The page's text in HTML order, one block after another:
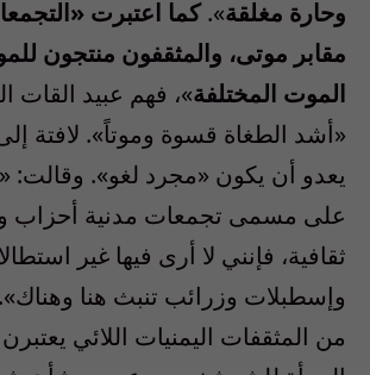
وحارة مغلقة».كما اعتبرت
مقابر موتى، والمثقفون منتجون
الموت المختلفة»، فهم عبيد القات
«أشد الطغاة قسوة وموتاً». لافتة
يعدو أن يكون «مجرد لغو».
على مسمى تجمعات مدنية
ثقافية، فإنني لا أرى فيها غير
وإسطبلات وزرائب تنبث هنا
من المثقفات اليمنيات اللائي